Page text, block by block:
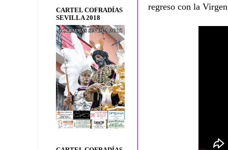
regreso con la
CARTEL COFRADÍAS
SEVILLA 2018